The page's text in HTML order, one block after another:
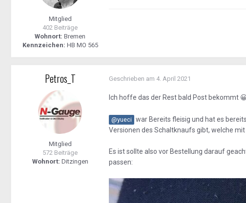
Mitglied
402 Beiträge
Wohnort: Bremen
Kennzeichen: HB MO 565
Petros_T
Mitglied
572 Beiträge
Wohnort: Ditzingen
Geschrieben am 4. April 2021
Ich hoffe das der Rest bald Post bekommt
@yueci war Bereits fleisig und hat es
Versionen des Schaltknaufs gibt, welche
Es ist sollte also vor Bestellung darauf
passen: